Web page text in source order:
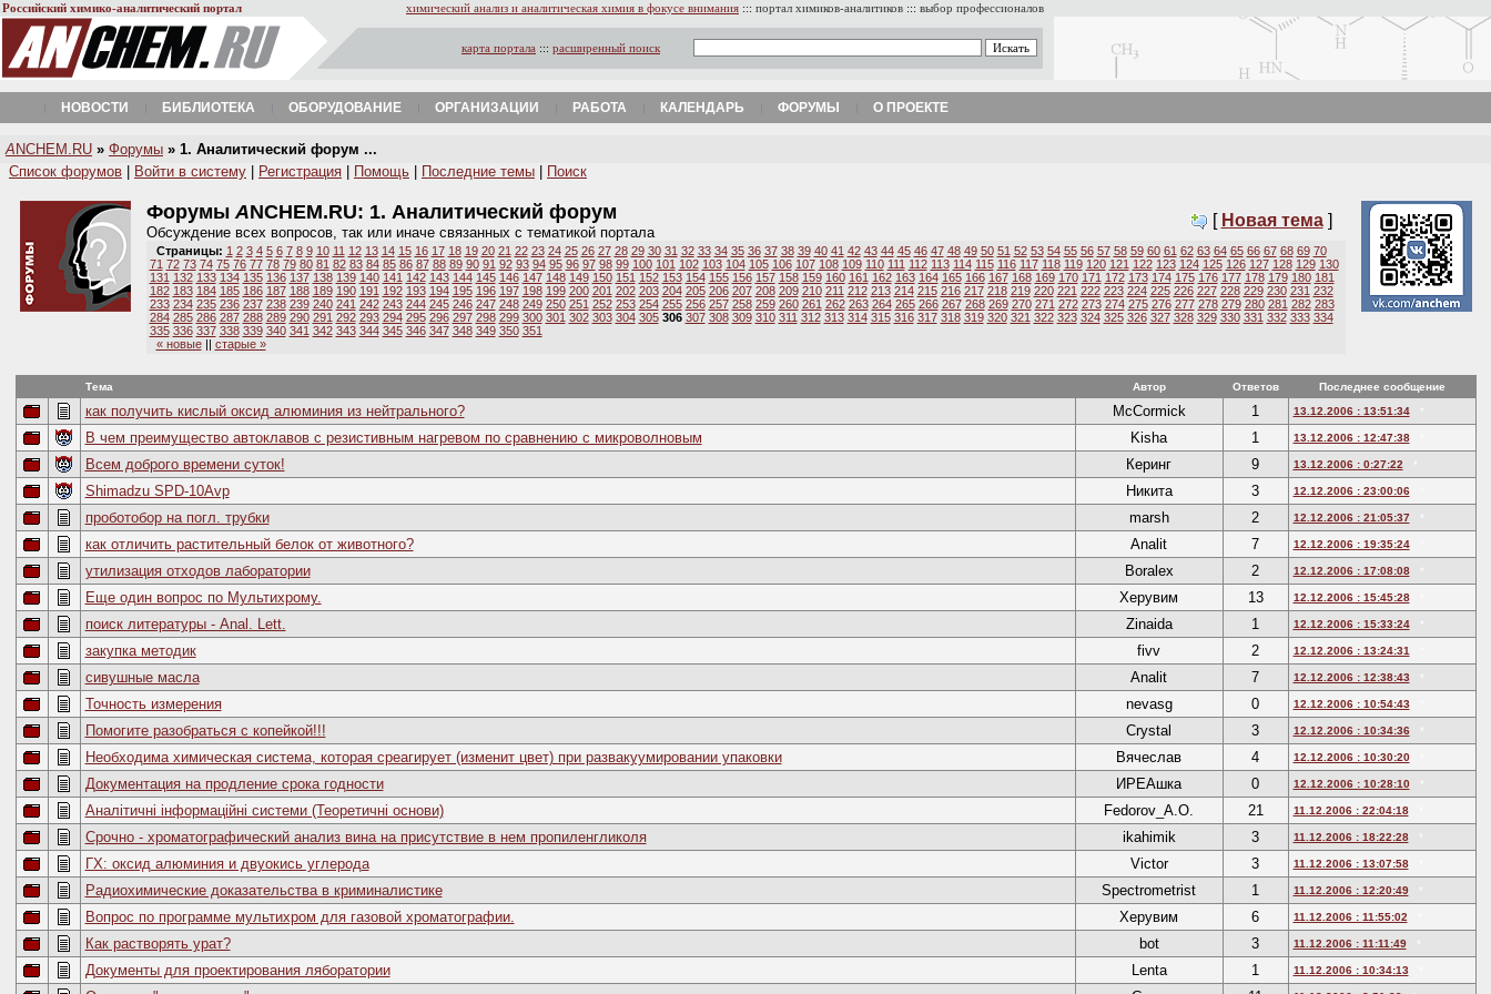
Российский химико-аналитический портал химический анализ и аналитическая химия в фокусе внимания ::: портал химиков-аналитиков ::: выбор профессионалов
карта портала ::: расширенный поиск
НОВОСТИ БИБЛИОТЕКА ОБОРУДОВАНИЕ ОРГАНИЗАЦИИ РАБОТА КАЛЕНДАРЬ ФОРУМЫ О ПРОЕКТЕ
A NCHEM.RU » Форумы » 1. Аналитический форум ...
Список форумов
Войти в систему Регистрация Помощь Последние темы Поиск
ФорумыANCHEM.RU: 1. Аналитический форум
Обсуждение всех вопросов, так или иначе связанных с тематикой портала
[ Новая тема]
Страницы: 1 2 3 4 5 6 7 8 9 10 11 12 13 14 15 16 17 18 19 20 21 22 23 24 25 26 27 28 29 30 31 32 33 34 35 36 37 38 39 40 41 42 43 44 45 46 47 48 49 50 51 52 53 54 55 56 57 58 59 60 61 62 63 64 65 66 67 68 69 70
71 72 73 74 75 76 77 78 79 80 81 82 83 84 85 86 87 88 89 90 91 92 93 94 95 96 97 98 99 100 101 102 103 104 105 106 107 108 109 110 111 112 113 114 115 116 117 118 119 120 121 122 123 124 125 126 127 128 129 130
131 132 133 134 135 136 137 138 139 140 141 142 143 144 145 146 147 148 149 150 151 152 153 154 155 156 157 158 159 160 161 162 163 164 165 166 167 168 169 170 171 172 173 174 175 176 177 178 179 180 181
182 183 184 185 186 187 188 189 190 191 192 193 194 195 196 197 198 199 200 201 202 203 204 205 206 207 208 209 210 211 212 213 214 215 216 217 218 219 220 221 222 223 224 225 226 227 228 229 230 231 232
233 234 235 236 237 238 239 240 241 242 243 244 245 246 247 248 249 250 251 252 253 254 255 256 257 258 259 260 261 262 263 264 265 266 267 268 269 270 271 272 273 274 275 276 277 278 279 280 281 282 283
284 285 286 287 288 289 290 291 292 293 294 295 296 297 298 299 300 301 302 303 304 305 306 307 308 309 310 311 312 313 314 315 316 317 318 319 320 321 322 323 324 325 326 327 328 329 330 331 332 333 334
335 336 337 338 339 340 341 342 343 344 345 346 347 348 349 350 351
« новые|| старые »
Тема Автор Ответов Последнее сообщение
как получить кислый оксид алюминия из нейтрального? McCormick 1 13.12.2006 : 13:51:34
В чем преимущество автоклавов с резистивным нагревом по сравнению с микроволновым Kisha 1 13.12.2006 : 12:47:38
Всем доброго времени суток! Керинг 9 13.12.2006 : 0:27:22
Shimadzu SPD-10Avp Никита 3 12.12.2006 : 23:00:06
проботобор на погл. трубки marsh 2 12.12.2006 : 21:05:37
как отличить растительный белок от животного? Analit 7 12.12.2006 : 19:35:24
утилизация отходов лаборатории Boralex 2 12.12.2006 : 17:08:08
Еще один вопрос по Мультихрому. Херувим 13 12.12.2006 : 15:45:28
поиск литературы - Anal. Lett. Zinaida 1 12.12.2006 : 15:33:24
закупка методик fivv 2 12.12.2006 : 13:24:31
сивушные масла Analit 7 12.12.2006 : 12:38:43
Точность измерения nevasg 0 12.12.2006 : 10:54:43
Помогите разобраться с копейкой!!! Crystal 3 12.12.2006 : 10:34:36
Необходима химическая система, которая среагирует (изменит цвет) при развакуумировании упаковки Вячеслав 4 12.12.2006 : 10:30:20
Документация на продление срока годности ИРЕАшка 0 12.12.2006 : 10:28:10
Аналітичні інформаційні системи (Теоретичні основи) Fedorov_A.O. 21 11.12.2006 : 22:04:18
Срочно - хроматографический анализ вина на присутствие в нем пропиленгликоля ikahimik 3 11.12.2006 : 18:22:28
ГХ: оксид алюминия и двуокись углерода Victor 3 11.12.2006 : 13:07:58
Радиохимические доказательства в криминалистике Spectrometrist 1 11.12.2006 : 12:20:49
Вопрос по программе мультихром для газовой хроматографии. Херувим 6 11.12.2006 : 11:55:02
Как растворять урат? bot 3 11.12.2006 : 11:11:49
Документы для проектирования ляборатории Lenta 1 11.12.2006 : 10:34:13